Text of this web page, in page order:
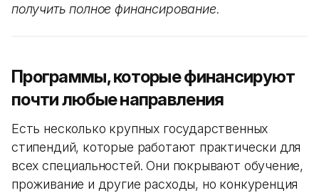
получить полное финансирование.
Программы, которые финансируют
почти любые направления
Есть несколько крупных государственных
стипендий, которые работают практически для
всех специальностей. Они покрывают обучение,
проживание и другие расходы, но конкуренция